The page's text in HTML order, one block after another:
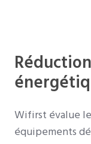
Wifirst évalue
équipements